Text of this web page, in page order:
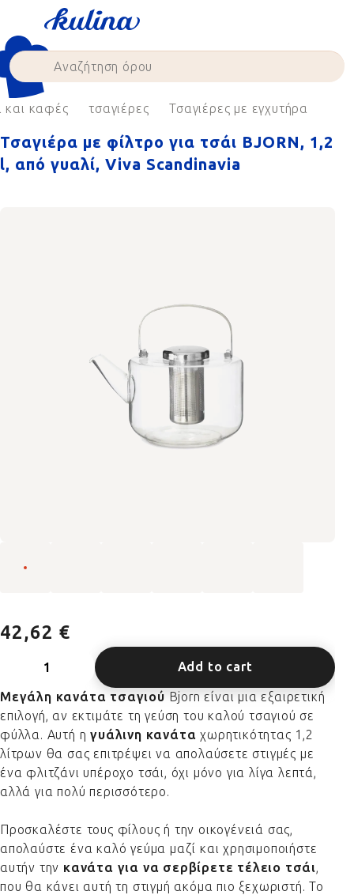
content
και καφές τσαγιέρες Τσαγιέρες με εγχυτήρα
Τσαγιέρα με φίλτρο για τσάι BJORN, 1,2
l, από γυαλί, Viva Scandinavia
42,62 €
Add to cart
Μεγάλη κανάτα τσαγιού Bjorn είναι μια εξαιρετική
επιλογή, αν εκτιμάτε τη γεύση του καλού τσαγιού σε
φύλλα. Αυτή ηγυάλινη κανάτα χωρητικότητας 1,2
λίτρων θα σας επιτρέψει να απολαύσετε στιγμές με
ένα φλιτζάνι υπέροχο τσάι, όχι μόνο για λίγα λεπτά,
αλλά για πολύ περισσότερο.
Προσκαλέστε τους φίλους ή την οικογένειά σας,
απολαύστε ένα καλό γεύμα μαζί και χρησιμοποιήστε
αυτήν την κανάτα για να σερβίρετε τέλειο τσάι,
που θα κάνει αυτή τη στιγμή ακόμα πιο ξεχωριστή. Το